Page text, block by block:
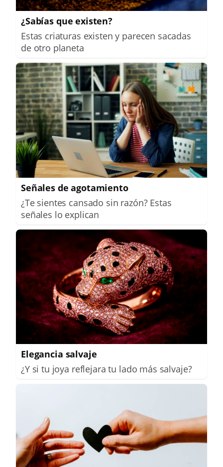
¿Sabías que existen?
Estas criaturas existen y parecen sacadas
de otro planeta
Señales de agotamiento
¿Te sientes cansado sin razón? Estas
señales lo explican
Elegancia salvaje
¿Y si tu joya reflejara tu lado más salvaje?